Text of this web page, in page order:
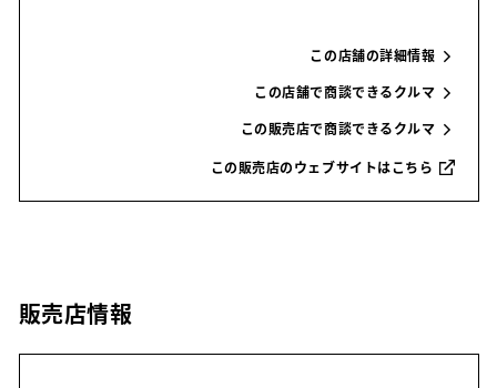
この店舗の詳細情報
この店舗で商談できるクルマ
この販売店で商談できるクルマ
この販売店のウェブサイトはこちら
販売店情報